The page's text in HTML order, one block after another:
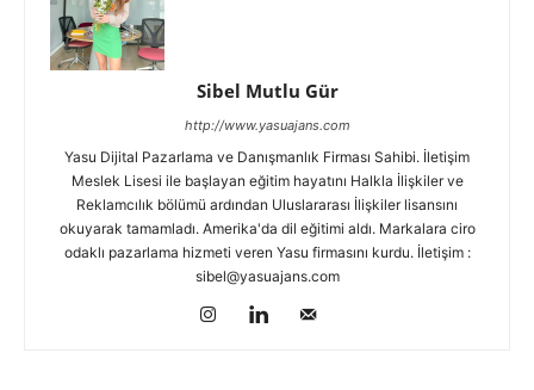
Sibel Mutlu Gür
http://www.yasuajans.com
Yasu Dijital Pazarlama ve Danışmanlık Firması Sahibi. İletişim
Meslek Lisesi ile başlayan eğitim hayatını Halkla İlişkiler ve
Reklamcılık bölümü ardından Uluslararası İlişkiler lisansını
okuyarak tamamladı. Amerika'da dil eğitimi aldı. Markalara ciro
odaklı pazarlama hizmeti veren Yasu firmasını kurdu. İletişim :
sibel@yasuajans.com